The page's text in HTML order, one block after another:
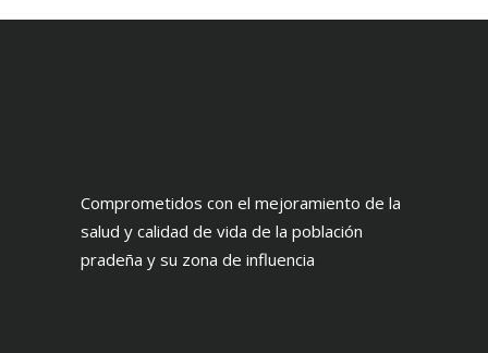
Comprometidos con el mejoramiento de la
salud y calidad de vida de la población
pradeña y su zona de influencia